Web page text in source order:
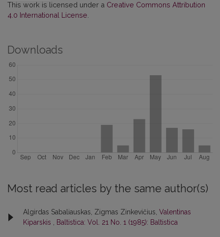
This work is licensed under a Creative Commons Attribution
4.0 International License
Downloads
Most read articles by the same author(s)
Algirdas Sabaliauskas, Zigmas Zinkevičius, Valentinas
Kiparskis , Baltistica: Vol. 21 No. 1 (1985): Baltistica